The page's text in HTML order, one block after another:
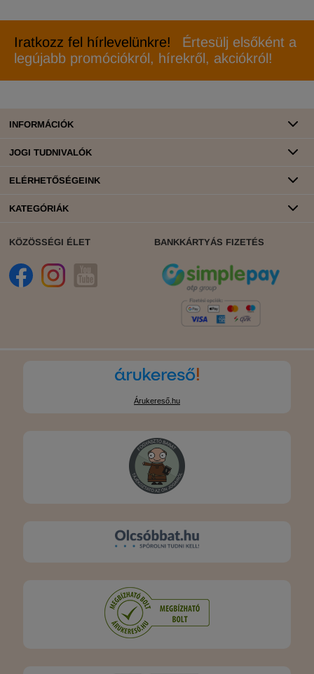
Iratkozz fel hírlevelünkre!
Értesülj elsőként a
legújabb promóciókról, hírekről, akciókról!
INFORMÁCIÓK
JOGI TUDNIVALÓK
ELÉRHETŐSÉGEINK
KATEGÓRIÁK
KÖZÖSSÉGI ÉLET BANKKÁRTYÁS FIZETÉS
Árukereső.hu